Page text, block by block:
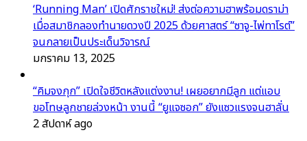
‘Running Man’ เปิดศักราชใหม่! ส่งต่อความฮาพร้อมดราม่า
เมื่อสมาชิกลองทำนายดวงปี 2025 ด้วยศาสตร์ “ซาจู-ไพ่ทาโรต์”
จนกลายเป็นประเด็นวิจารณ์
มกราคม 13, 2025
“คิมจงกุก” เปิดใจชีวิตหลังแต่งงาน! เผยอยากมีลูก แต่แอบ
ขอโทษลูกชายล่วงหน้า งานนี้ “ยูแจซอก” ยังแซวแรงจนฮาลั่น
2 สัปดาห์ ago